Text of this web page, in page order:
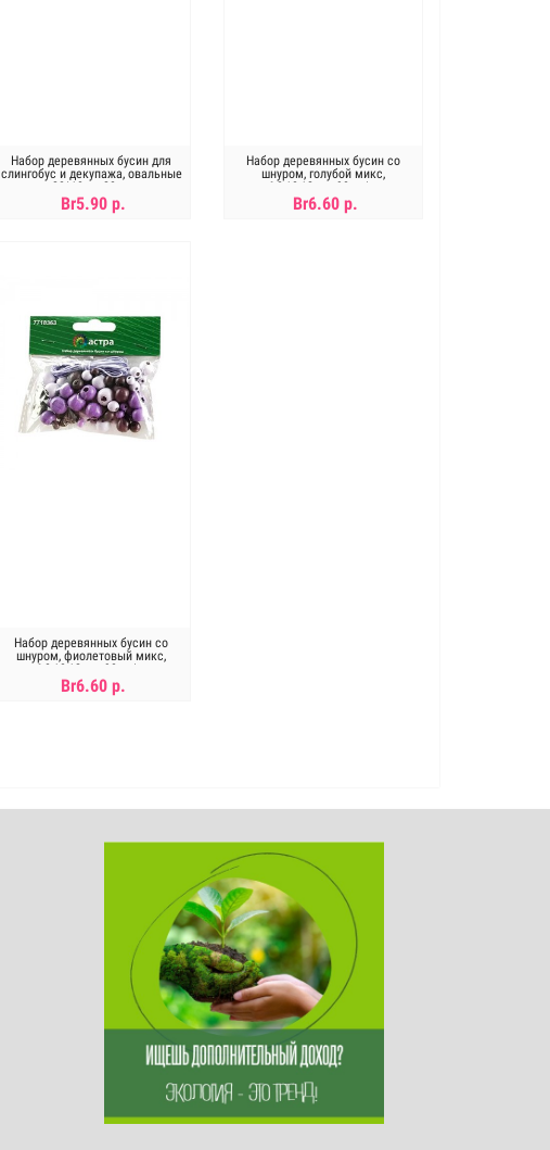
Набор деревянных бусин для
слингобус и декупажа, овальные
20*10мм,20шт
Br5.90 р.
Набор деревянных бусин со
шнуром, голубой микс,
6,8,10,12мм, 90шт/уп
Br6.60 р.
Набор деревянных бусин со
шнуром, фиолетовый микс,
6,8,10,12мм, 90шт/уп
Br6.60 р.